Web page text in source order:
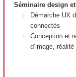
Séminaire design
Démarche UX
connectés
Conception et
d’image,